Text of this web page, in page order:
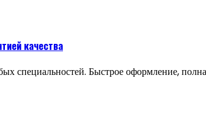
качества
специальностей. Быстрое оформление,